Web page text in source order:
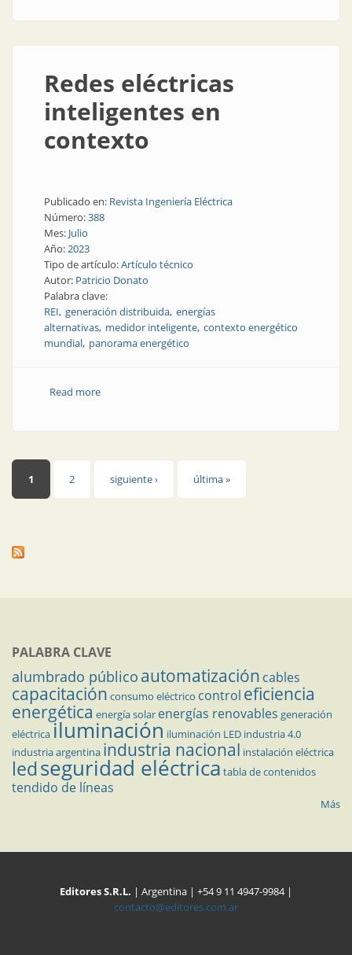
Redes eléctricas
inteligentes en
contexto
Publicado en: Revista Ingeniería Eléctrica
Número:388
Mes: Julio
Año:2023
Tipo de artículo:Artículo técnico
Autor: Patricio Donato
Palabra clave:
REI generación distribuida energías
alternativas medidor inteligente contexto energético
mundial panorama energético
Read moreabout Redes eléctricas inteligentes en contexto
Páginas
1 2 siguiente › última »
PALABRA CLAVE
alumbrado público automatización cables
capacitación consumo eléctrico control eficiencia
energética energía solar energías renovables generación
eléctricailuminación iluminación LED industria 4.0
industria argentina industria nacional instalación eléctrica
ledseguridad eléctrica tabla de contenidos
tendido de líneas
Más
Editores S.R.L. | Argentina | +54 9 11 4947-9984 |
contacto@editores.com.ar